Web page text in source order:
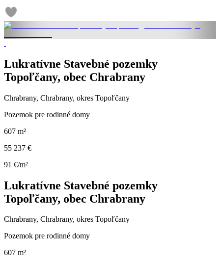
Lukratívne Stavebné pozemky
Topoľčany, obec Chrabrany
Chrabrany, Chrabrany, okres Topoľčany
Pozemok pre rodinné domy
607 m²
55 237 €
91 €/m²
Lukratívne Stavebné pozemky
Topoľčany, obec Chrabrany
Chrabrany, Chrabrany, okres Topoľčany
Pozemok pre rodinné domy
607 m²